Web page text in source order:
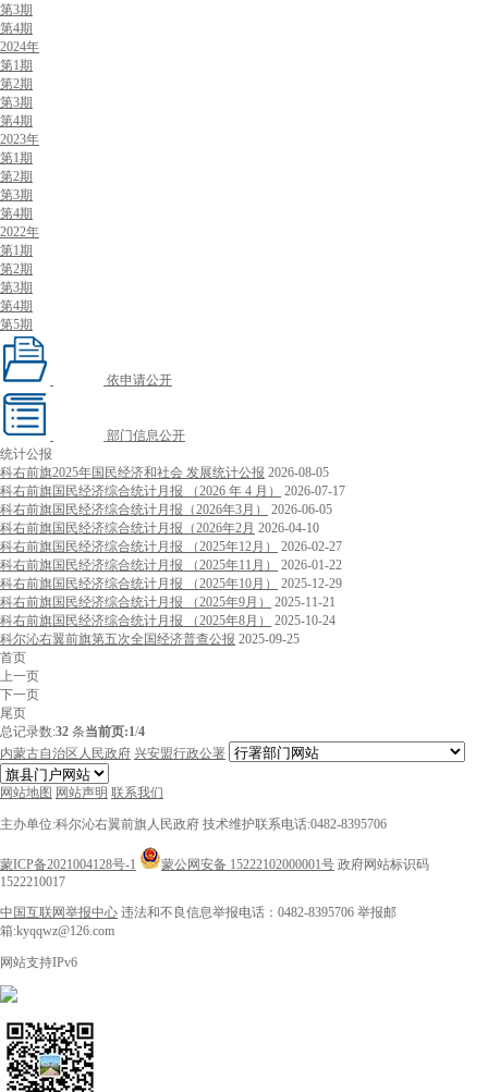
第3期
第4期
2024年
第1期
第2期
第3期
第4期
2023年
第1期
第2期
第3期
第4期
2022年
第1期
第2期
第3期
第4期
第5期
依申请公开
部门信息公开
统计公报
科右前旗2025年国民经济和社会 发展统计公报 2026-08-05
科右前旗国民经济综合统计月报 （2026 年 4 月）
2026-07-17
科右前旗国民经济综合统计月报（2026年3月）
2026-06-05
科右前旗国民经济综合统计月报（2026年2月 2026-04-10
科右前旗国民经济综合统计月报 （2025年12月）
2026-02-27
科右前旗国民经济综合统计月报 （2025年11月）
2026-01-22
科右前旗国民经济综合统计月报 （2025年10月）
2025-12-29
科右前旗国民经济综合统计月报 （2025年9月）
2025-11-21
科右前旗国民经济综合统计月报 （2025年8月）
2025-10-24
科尔沁右翼前旗第五次全国经济普查公报 2025-09-25
首页
上一页
下一页
尾页
总记录数:32 条当前页:1/4
内蒙古自治区人民政府 兴安盟行政公署
网站地图 网站声明 联系我们
主办单位:科尔沁右翼前旗人民政府 技术维护联系电话:0482-8395706
蒙ICP备2021004128号-1 蒙公网安备 15222102000001号 政府网站标识码
1522210017
中国互联网举报中心 违法和不良信息举报电话：0482-8395706 举报邮
箱:kyqqwz@126.com
网站支持IPv6